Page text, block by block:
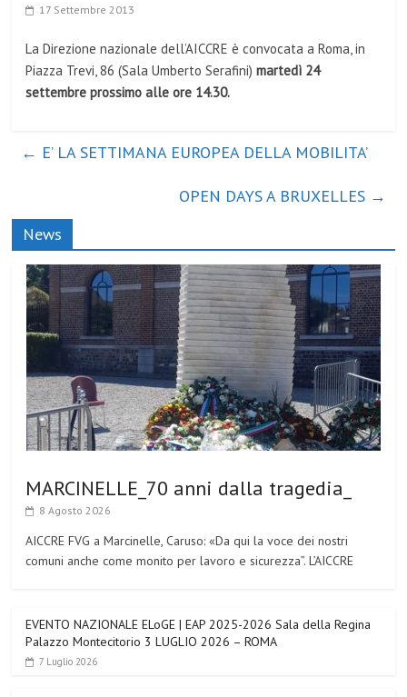
17 Settembre 2013
La Direzione nazionale dell’AICCRE è convocata a Roma, in
Piazza Trevi, 86 (Sala Umberto Serafini)martedì 24
settembre prossimo alle ore 14.30.
← E’ LA SETTIMANA EUROPEA DELLA MOBILITA’
OPEN DAYS A BRUXELLES →
News
MARCINELLE_70 anni dalla tragedia_
8 Agosto 2026
AICCRE FVG a Marcinelle, Caruso: «Da qui la voce dei nostri
comuni anche come monito per lavoro e sicurezza”. L’AICCRE
EVENTO NAZIONALE ELoGE | EAP 2025-2026 Sala della Regina
Palazzo Montecitorio 3 LUGLIO 2026 – ROMA
7 Luglio 2026